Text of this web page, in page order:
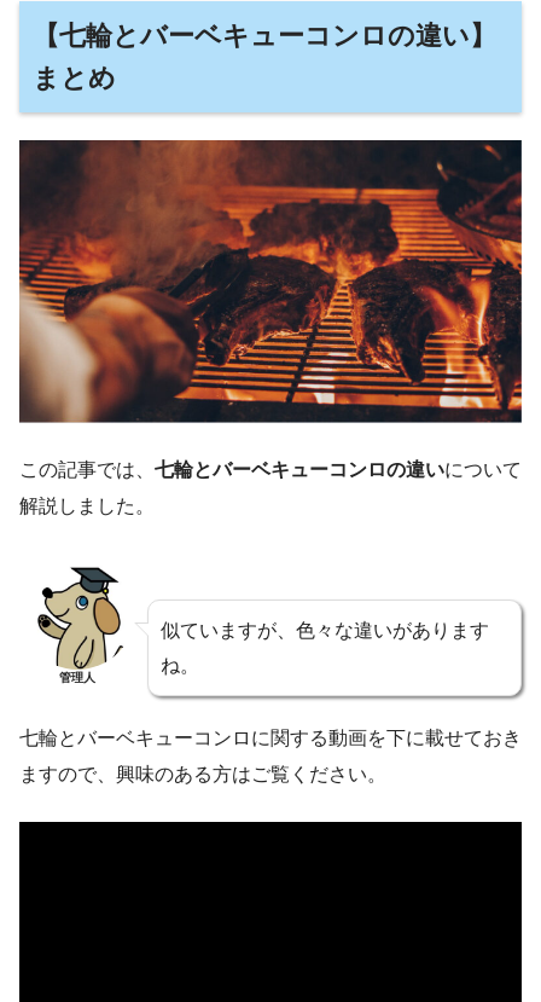
【七輪とバーベキューコンロの違い】
まとめ
この記事では、 七輪とバーベキューコンロの違いについて
解説しました。
管理人
似ていますが、色々な違いがあります
ね。
七輪とバーベキューコンロに関する動画を下に載せておき
ますので、興味のある方はご覧ください。